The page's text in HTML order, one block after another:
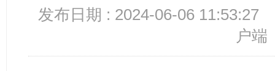
发布日期 : 2024-06-06 11:53:27
户端